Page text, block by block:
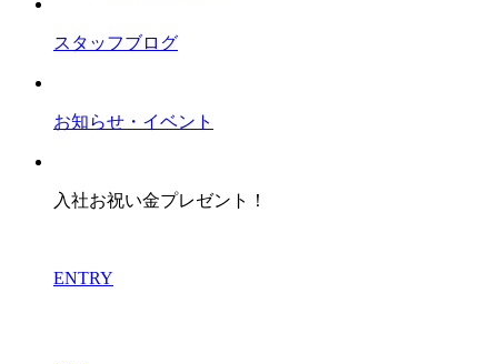
スタッフブログ
お知らせ・イベント
入社お祝い金プレゼント！
ENTRY